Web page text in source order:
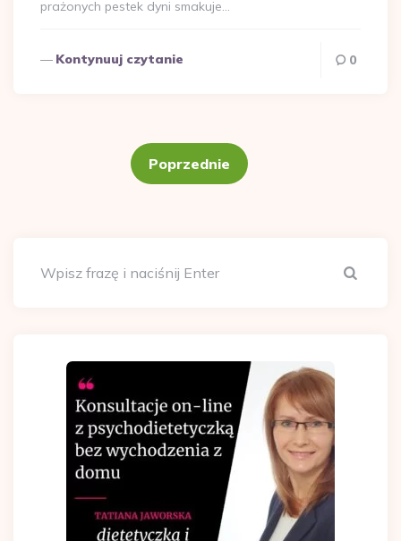
prażonych pestek dyni smakuje…
Kontynuuj czytanie 0
Poprzednie